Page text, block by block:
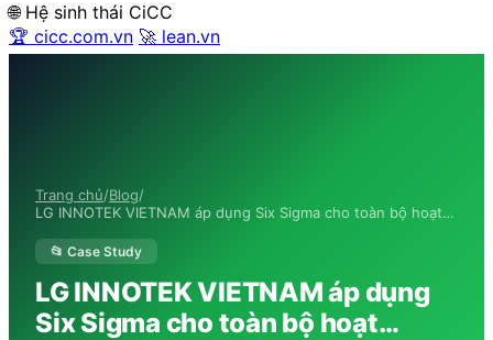
🌐 Hệ sinh thái CiCC
🏆 cicc.com.vn 🚀 lean.vn
Trang chủ/Blog/
LG INNOTEK VIETNAM áp dụng Six Sigma cho toàn bộ hoạt…
📂 Case Study
LG INNOTEK VIETNAM áp dụng
Six Sigma cho toàn bộ hoạt…